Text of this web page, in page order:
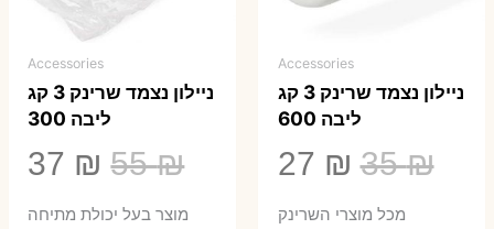
Accessories
ניילון נצמד שרינק 3 קג
ליבה 600
35₪
המחיר
המקורי
27 ₪
הנוכחי
מכל מוצרי השרינק
Accessories
ניילון נצמד שרינק 3 קג
ליבה 300
55₪
המחיר
המקורי
37 ₪
מוצר בעל יכולת מתיחה